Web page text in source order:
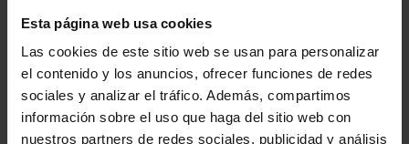
Esta página web usa cookies
Las cookies de este sitio web se usan para personalizar
el contenido y los anuncios, ofrecer funciones de redes
sociales y analizar el tráfico. Además, compartimos
información sobre el uso que haga del sitio web con
nuestros partners de redes sociales, publicidad y análisis